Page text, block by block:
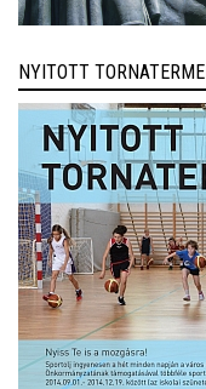
NYITOTT